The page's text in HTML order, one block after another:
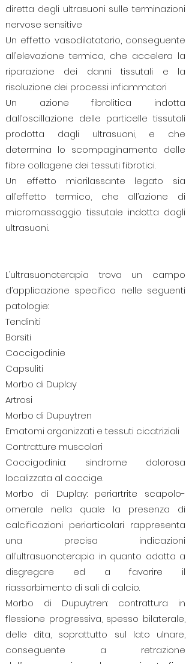
diretta degli ultrasuoni sulle terminazioni
nervose sensitive
Un effetto vasodilatatorio, conseguente
all’elevazione termica, che accelera la
riparazione dei danni tissutali e la
risoluzione dei processi infiammatori
Un azione fibrolitica indotta
dall’oscillazione delle particelle tissutali
prodotta dagli ultrasuoni, e che
determina lo scompaginamento delle
fibre collagene dei tessuti fibrotici.
Un effetto miorilassante legato sia
all’effetto termico, che all’azione di
micromassaggio tissutale indotta dagli
ultrasuoni.
L’ultrasuonoterapia trova un campo
d’applicazione specifico nelle seguenti
patologie:
Tendiniti
Borsiti
Coccigodinie
Capsuliti
Morbo di Duplay
Artrosi
Morbo di Dupuytren
Ematomi organizzati e tessuti cicatriziali
Contratture muscolari
Coccigodinia: sindrome dolorosa
localizzata al coccige.
Morbo di Duplay: periartrite scapolo-
omerale nella quale la presenza di
calcificazioni periarticolari rappresenta
una precisa indicazioni
all’ultrasuonoterapia in quanto adatta a
disgregare ed a favorire il
riassorbimento di sali di calcio.
Morbo di Dupuytren: contrattura in
flessione progressiva, spesso bilaterale,
delle dita, soprattutto sul lato ulnare,
conseguente a retrazione